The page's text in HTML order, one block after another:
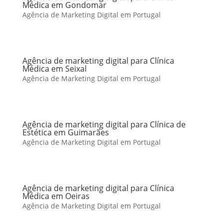
Médica em Gondomar
Agência de Marketing Digital em Portugal
Agência de marketing digital para Clínica
Médica em Seixal
Agência de Marketing Digital em Portugal
Agência de marketing digital para Clínica de
Estética em Guimarães
Agência de Marketing Digital em Portugal
Agência de marketing digital para Clínica
Médica em Oeiras
Agência de Marketing Digital em Portugal